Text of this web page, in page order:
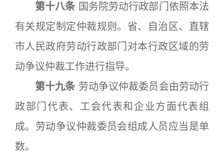
第十八条 国务院劳动行政部门依照本法
有关规定制定仲裁规则。省、自治区、直辖
市人民政府劳动行政部门对本行政区域的劳
动争议仲裁工作进行指导。
第十九条 劳动争议仲裁委员会由劳动行
政部门代表、工会代表和企业方面代表组
成。劳动争议仲裁委员会组成人员应当是单
数。